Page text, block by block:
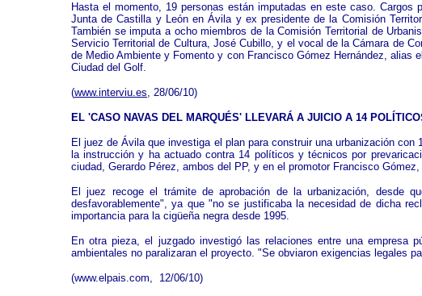
Hasta el momento, 19 personas están imputadas en este caso.
Junta de Castilla y León en Ávila y ex presidente de la Comisión
También se imputa a ocho miembros de la Comisión Territorial de
Servicio Territorial de Cultura, José Cubillo, y el vocal de la Cámara de
de Medio Ambiente y Fomento y con Francisco Gómez Hernández, alias
Ciudad del Golf.
(www.interviu.es, 28/06/10)
EL 'CASO NAVAS DEL MARQUÉS' LLEVARÁ A JUICIO A 14
El juez de Ávila que investiga el plan para construir una urbanización
la instrucción y ha actuado contra 14 políticos y técnicos por
ciudad, Gerardo Pérez, ambos del PP, y en el promotor Francisco
El juez recoge el trámite de aprobación de la urbanización, desde
desfavorablemente", ya que "no se justificaba la necesidad de dicha
importancia para la cigüeña negra desde 1995.
En otra pieza, el juzgado investigó las relaciones entre una empresa
ambientales no paralizaran el proyecto. "Se obviaron exigencias legales
(www.elpais.com, 12/06/10)